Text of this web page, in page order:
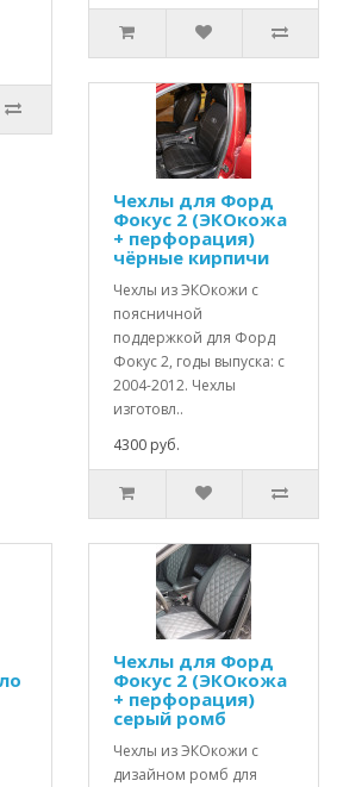
Чехлы для Форд
Фокус 2 (ЭКОкожа
+ перфорация)
чёрные кирпичи
Чехлы из ЭКОкожи с
поясничной
поддержкой для Форд
Фокус 2, годы выпуска: с
2004-2012. Чехлы
изготовл..
4300 руб.
Чехлы для Форд
Фокус 2 (ЭКОкожа
+ перфорация)
серый ромб
Чехлы из ЭКОкожи с
дизайном ромб для